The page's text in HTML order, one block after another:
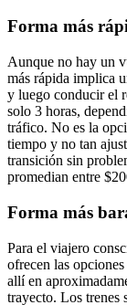
Forma más
Aunque no hay un
más rápida implica
y luego conducir el
solo 3 horas,
tráfico. No es la
tiempo y no tan
transición sin
promedian entre
Forma más
Para el viajero
ofrecen las
allí en
trayecto. Los trenes